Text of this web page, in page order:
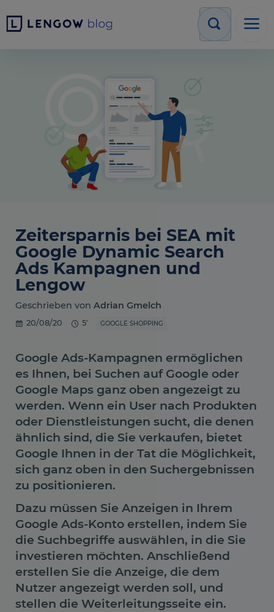
Zeitersparnis bei SEA mit
Google Dynamic Search
Ads Kampagnen und
Lengow
Geschrieben von Adrian Gmelch
20/08/20 5' GOOGLE SHOPPING
Google Ads-Kampagnen ermöglichen
es Ihnen, bei Suchen auf Google oder
Google Maps ganz oben angezeigt zu
werden. Wenn ein User nach Produkten
oder Dienstleistungen sucht, die denen
ähnlich sind, die Sie verkaufen, bietet
Google Ihnen in der Tat die Möglichkeit,
sich ganz oben in den Suchergebnissen
zu positionieren.
Dazu müssen Sie Anzeigen in Ihrem
Google Ads-Konto erstellen, indem Sie
die Suchbegriffe auswählen, in die Sie
investieren möchten. Anschließend
erstellen Sie die Anzeige, die dem
Nutzer angezeigt werden soll, und
stellen die Weiterleitungsseite ein.